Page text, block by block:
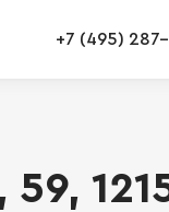
+7 (495)